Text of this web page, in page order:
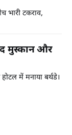
भारी टकराव,
मुस्कान और
में मनाया बर्थडे।